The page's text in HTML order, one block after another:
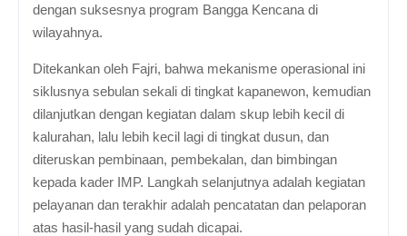
dengan suksesnya program Bangga Kencana di
wilayahnya.
Ditekankan oleh Fajri, bahwa mekanisme operasional ini
siklusnya sebulan sekali di tingkat kapanewon, kemudian
dilanjutkan dengan kegiatan dalam skup lebih kecil di
kalurahan, lalu lebih kecil lagi di tingkat dusun, dan
diteruskan pembinaan, pembekalan, dan bimbingan
kepada kader IMP. Langkah selanjutnya adalah kegiatan
pelayanan dan terakhir adalah pencatatan dan pelaporan
atas hasil-hasil yang sudah dicapai.